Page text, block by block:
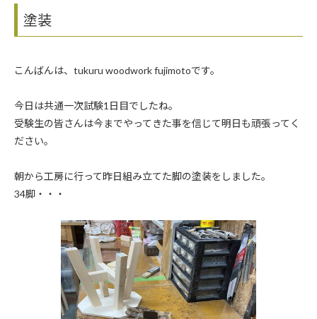
塗装
こんばんは、tukuru woodwork fujimotoです。
今日は共通一次試験1日目でしたね。
受験生の皆さんは今までやってきた事を信じて明日も頑張ってく
ださい。
朝から工房に行って昨日組み立てた脚の塗装をしました。
34脚・・・